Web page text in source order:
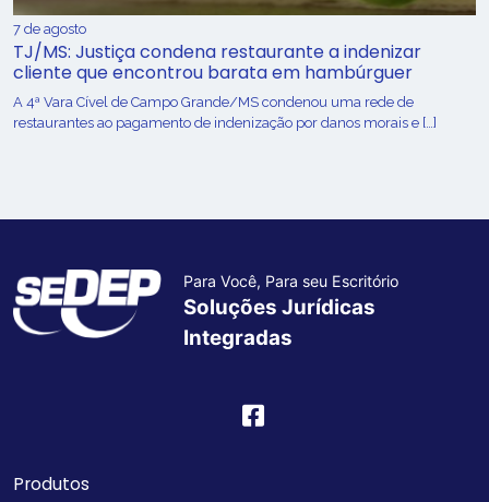
7 de agosto
TJ/MS: Justiça condena restaurante a indenizar
cliente que encontrou barata em hambúrguer
A 4ª Vara Cível de Campo Grande/MS condenou uma rede de
restaurantes ao pagamento de indenização por danos morais e […]
Para Você, Para seu Escritório
Soluções Jurídicas
Integradas
Produtos